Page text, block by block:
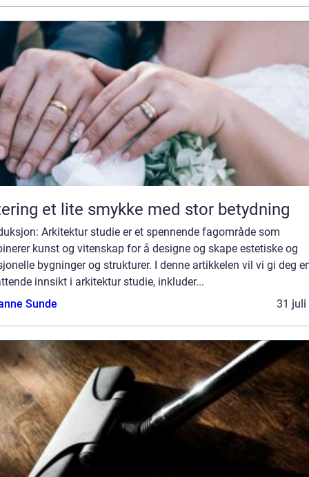
Giftering et lite smykke med stor betydning
Arkitektur studie er et spennende fagområde som
kunst og vitenskap for å designe og skape estetiske og
bygninger og strukturer. I denne artikkelen vil vi gi deg
innsikt i arkitektur studie, inkluder...
Sunde
31 juli